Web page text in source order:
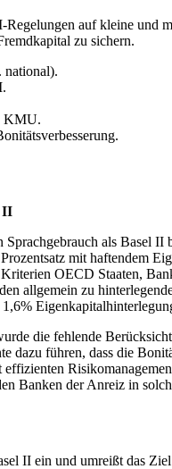
auf kleine
zu sichern.
KMU.
II
als Basel
mit haftendem
OECD Staaten,
allgemein zu
die fehlende
dazu führen, dass die
Banken der Anreiz in
II ein und umreißt das